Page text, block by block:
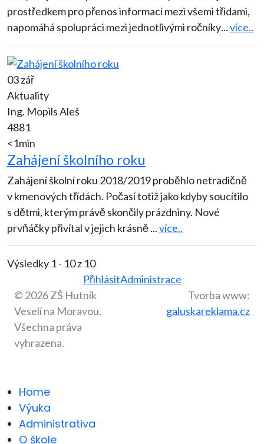
prostředkem pro přenos informací mezi všemi třídami,
napomáhá spolupráci mezi jednotlivými ročníky...více..
03 zář
Aktuality
Ing. Mopils Aleš
4881
<1min
Zahájení školního roku
Zahájení školní roku 2018/2019 proběhlo netradičně
v kmenových třídách. Počasí totiž jako kdyby soucítilo
s dětmi, kterým právě skončily prázdniny. Nové
prvňáčky přivítal v jejich krásně...více..
Výsledky 1 - 10 z 10
PřihlásitAdministrace
© 2026 ZŠ Hutník
Veselí na Moravou.
Všechna práva
vyhrazena.
Tvorba www:
galuskareklama.cz
Home
Výuka
Administrativa
O škole